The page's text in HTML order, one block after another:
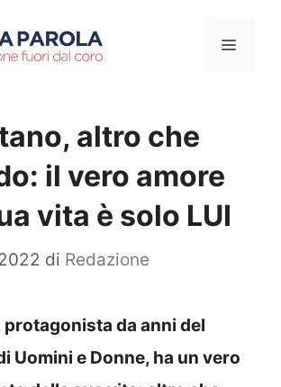
Menu
altro che
il vero amore
vita è solo LUI
di Redazione
protagonista da anni del
Uomini e Donne, ha un vero